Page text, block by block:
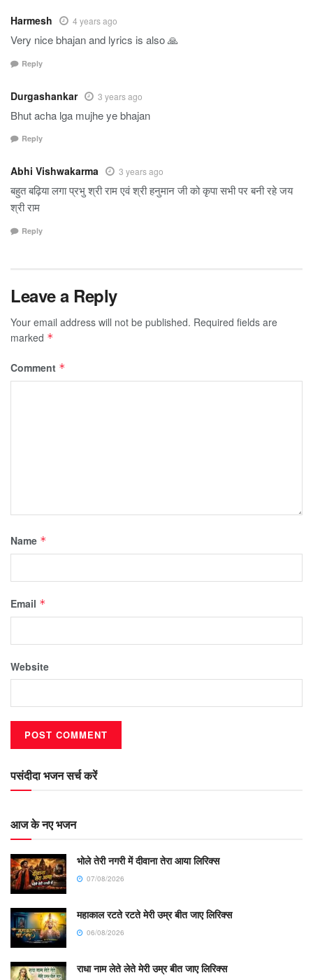
Harmesh 4 years ago
Very nice bhajan and lyrics is also 🙏
Reply
Durgashankar 3 years ago
Bhut acha lga mujhe ye bhajan
Reply
Abhi Vishwakarma 3 years ago
बहुत बढ़िया लगा प्रभु श्री राम एवं श्री हनुमान जी को कृपा सभी पर बनी रहे जय
श्री राम
Reply
Leave a Reply
Your email address will not be published. Required fields are
marked *
Comment *
Name *
Email *
Website
पसंदीदा भजन सर्च करें
आज के नए भजन
भोले तेरी नगरी में दीवाना तेरा आया लिरिक्स
07/08/2026
महाकाल रटते रटते मेरी उम्र बीत जाए लिरिक्स
06/08/2026
राधा नाम लेते लेते मेरी उम्र बीत जाए लिरिक्स